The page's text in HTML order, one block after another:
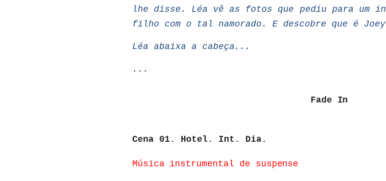
lhe
disse. Léa vê as fotos
que pediu para um
filho com o tal namorado. E descobre que é
Léa abaixa a cabeça...
...
Fade In
Cena 01. Hotel. Int. Dia.
Música instrumental de suspense